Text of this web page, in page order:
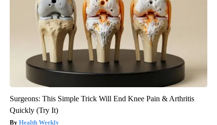
Surgeons: This Simple Trick Will End Knee Pain & Arthritis
Quickly (Try It)
Health Weekly